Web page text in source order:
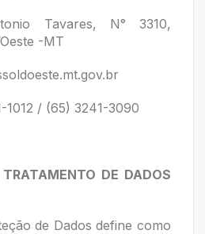
Tavares, N° 3310,
-MT
1012 / (65) 3241-3090
DE DADOS
de Dados define como